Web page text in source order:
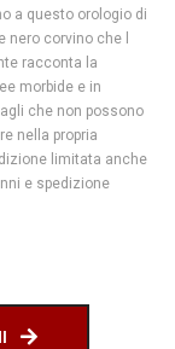
a questo orologio di
corvino che l
racconta la
morbide e in
che non possono
nella propria
limitata anche
e spedizione